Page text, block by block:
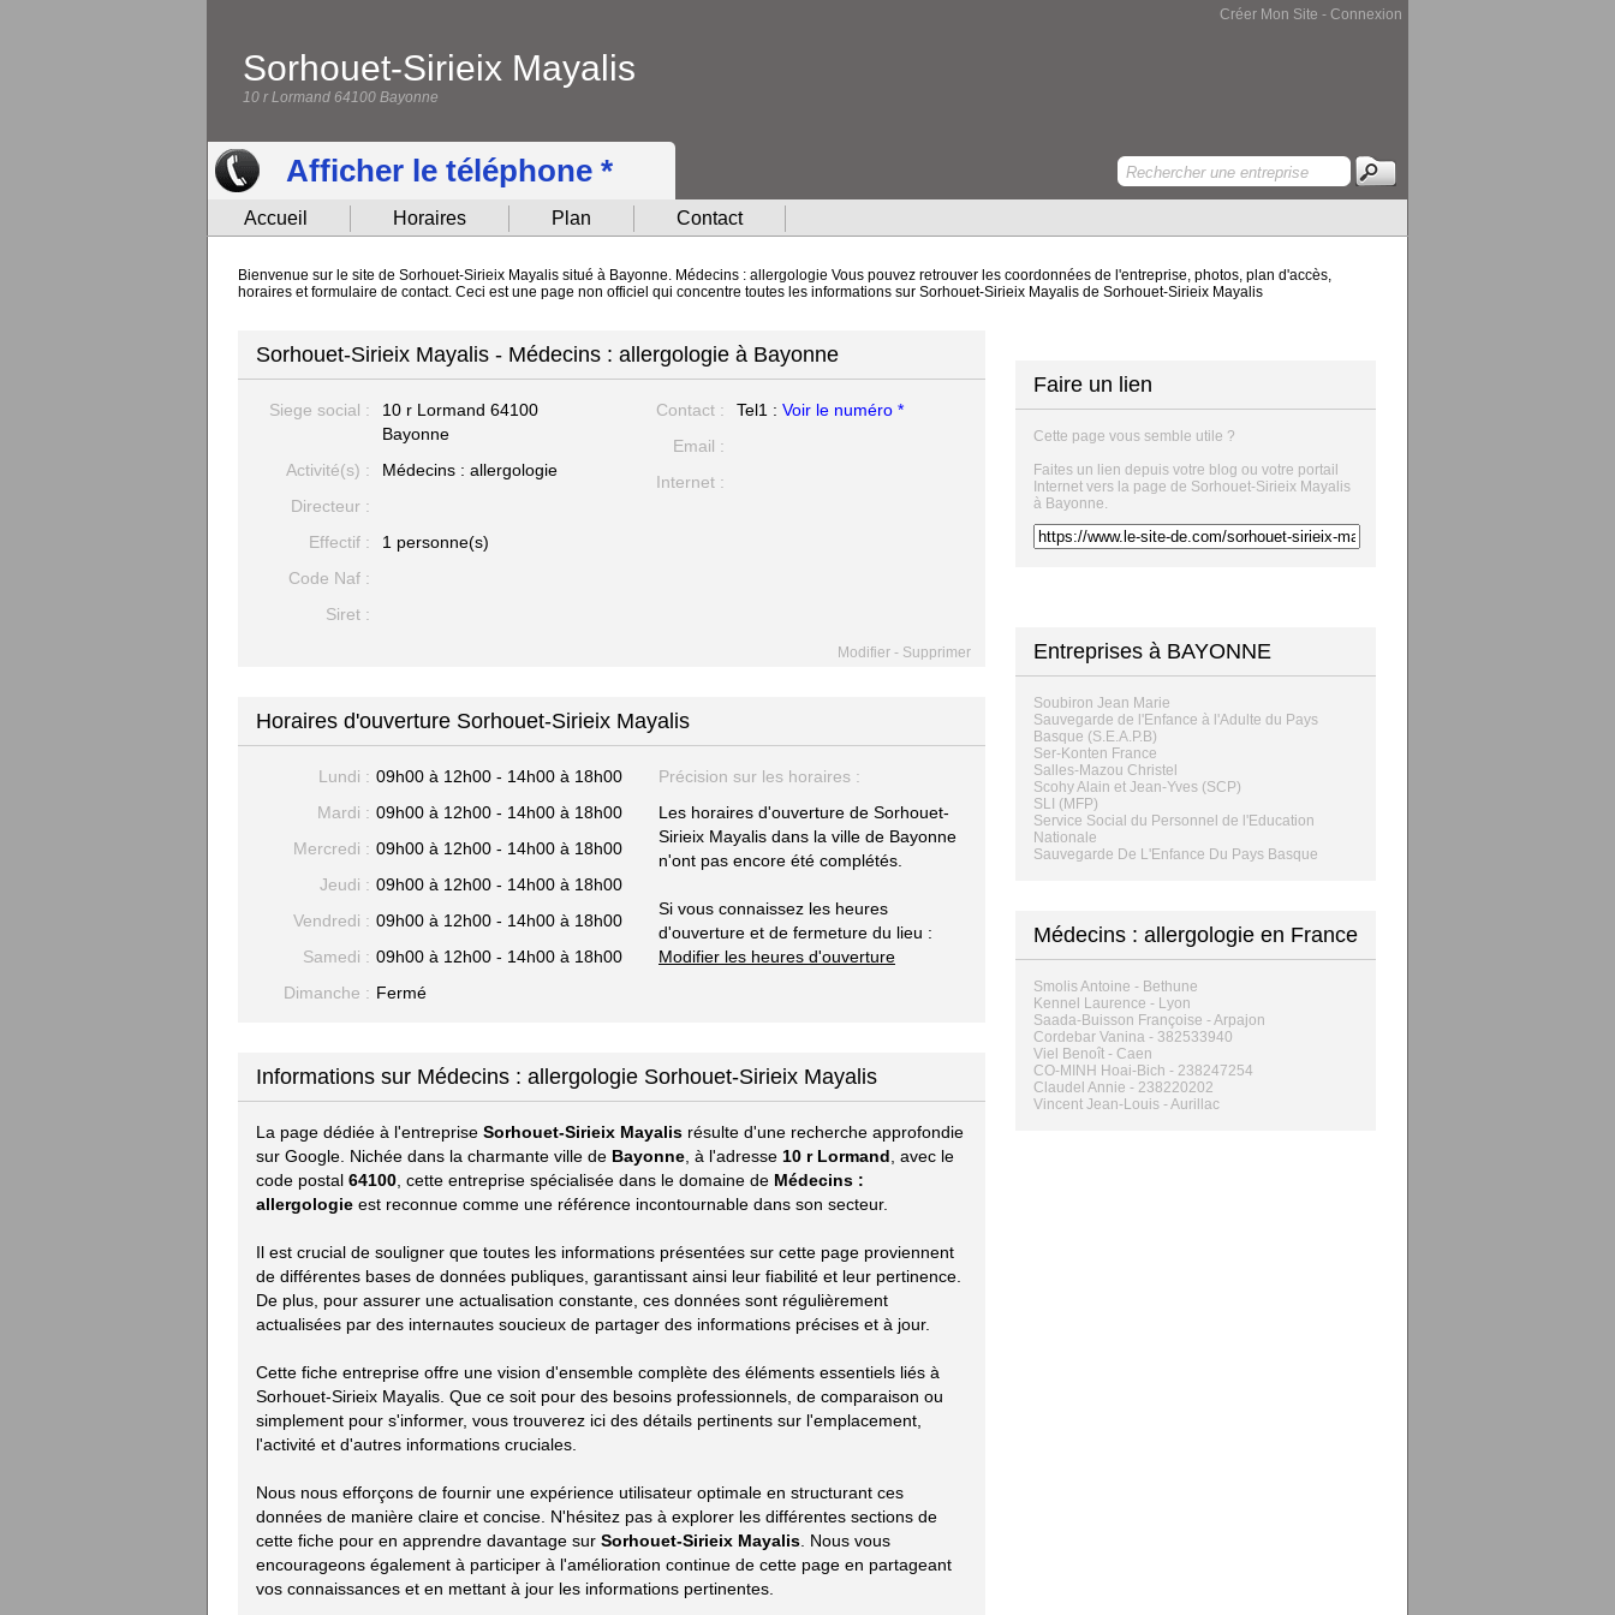
Créer Mon Site - Connexion
Sorhouet-Sirieix Mayalis
10 r Lormand 64100 Bayonne
Afficher le téléphone *
Accueil Horaires Plan Contact
Bienvenue sur le site de Sorhouet-Sirieix Mayalis situé à Bayonne. Médecins : allergologie Vous pouvez retrouver les coordonnées de l'entreprise, photos, plan d'accès,
horaires et formulaire de contact. Ceci est une page non officiel qui concentre toutes les informations sur Sorhouet-Sirieix Mayalis de Sorhouet-Sirieix Mayalis
Sorhouet-Sirieix Mayalis - Médecins : allergologie à Bayonne
Siege social : 10 r Lormand 64100
Bayonne
Activité(s) :
Médecins : allergologie
Directeur :
Effectif :
1 personne(s)
Code Naf :
Siret :
Contact : Tel1 : Voir le numéro *
Email :
Internet :
Modifier - Supprimer
Horaires d'ouverture Sorhouet-Sirieix Mayalis
Lundi : 09h00 à 12h00 - 14h00 à 18h00
Mardi : 09h00 à 12h00 - 14h00 à 18h00
Mercredi : 09h00 à 12h00 - 14h00 à 18h00
Jeudi : 09h00 à 12h00 - 14h00 à 18h00
Vendredi : 09h00 à 12h00 - 14h00 à 18h00
Samedi : 09h00 à 12h00 - 14h00 à 18h00
Dimanche : Fermé
Précision sur les horaires :
Les horaires d'ouverture de Sorhouet-
Sirieix Mayalis dans la ville de Bayonne
n'ont pas encore été complétés.
Si vous connaissez les heures
d'ouverture et de fermeture du lieu :
Modifier les heures d'ouverture
Informations sur Médecins : allergologie Sorhouet-Sirieix Mayalis
La page dédiée à l'entreprise Sorhouet-Sirieix Mayalis résulte d'une recherche approfondie
sur Google. Nichée dans la charmante ville de Bayonne , à l'adresse 10 r Lormand , avec le
code postal 64100 , cette entreprise spécialisée dans le domaine de Médecins :
allergologie est reconnue comme une référence incontournable dans son secteur.
Il est crucial de souligner que toutes les informations présentées sur cette page proviennent
de différentes bases de données publiques, garantissant ainsi leur fiabilité et leur pertinence.
De plus, pour assurer une actualisation constante, ces données sont régulièrement
actualisées par des internautes soucieux de partager des informations précises et à jour.
Cette fiche entreprise offre une vision d'ensemble complète des éléments essentiels liés à
Sorhouet-Sirieix Mayalis. Que ce soit pour des besoins professionnels, de comparaison ou
simplement pour s'informer, vous trouverez ici des détails pertinents sur l'emplacement,
l'activité et d'autres informations cruciales.
Nous nous efforçons de fournir une expérience utilisateur optimale en structurant ces
données de manière claire et concise. N'hésitez pas à explorer les différentes sections de
cette fiche pour en apprendre davantage sur Sorhouet-Sirieix Mayalis . Nous vous
encourageons également à participer à l'amélioration continue de cette page en partageant
vos connaissances et en mettant à jour les informations pertinentes.
Faire un lien
Cette page vous semble utile ?
Faites un lien depuis votre blog ou votre portail
Internet vers la page de Sorhouet-Sirieix Mayalis
à Bayonne.
Entreprises à BAYONNE
Soubiron Jean Marie
Sauvegarde de l'Enfance à l'Adulte du Pays
Basque (S.E.A.P.B)
Ser-Konten France
Salles-Mazou Christel
Scohy Alain et Jean-Yves (SCP)
SLI (MFP)
Service Social du Personnel de l'Education
Nationale
Sauvegarde De L'Enfance Du Pays Basque
Médecins : allergologie en France
Smolis Antoine - Bethune
Kennel Laurence - Lyon
Saada-Buisson Françoise - Arpajon
Cordebar Vanina - 382533940
Viel Benoît - Caen
CO-MINH Hoai-Bich - 238247254
Claudel Annie - 238220202
Vincent Jean-Louis - Aurillac